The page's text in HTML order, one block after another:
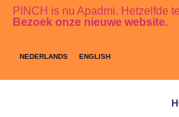
PINCH is nu Apadmi. Hetzelfde
Bezoek onze nieuwe website.
NEDERLANDS ENGLISH